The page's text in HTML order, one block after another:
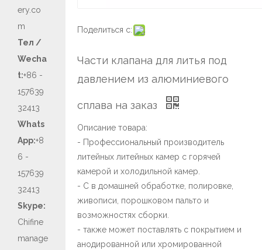
ery.co
m
Тел /
Wecha
t:+86 -
157639
32413
Whats
App:+8
6 -
157639
32413
Skype:
Chifine
manage
Поделиться с:
Части клапана для литья под
давлением из алюминиевого
сплава на заказ
Описание товара:
- Профессиональный производитель
литейных литейных камер с горячей
камерой и холодильной камер.
- С в домашней обработке, полировке,
живописи, порошковом пальто и
возможностях сборки.
- также может поставлять с покрытием и
анодированной или хромированной